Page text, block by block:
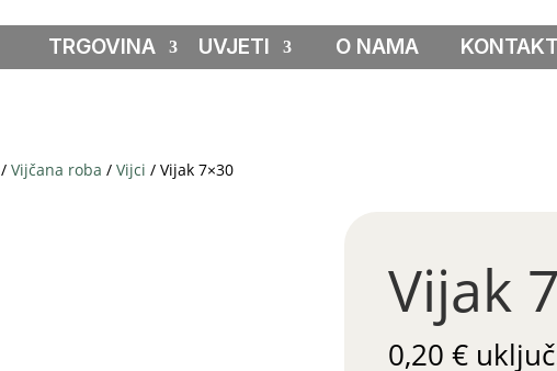
TRGOVINA UVJETI O NAMA
/Vijčana roba /Vijci / Vijak 7×30
Vijak
0,20 €